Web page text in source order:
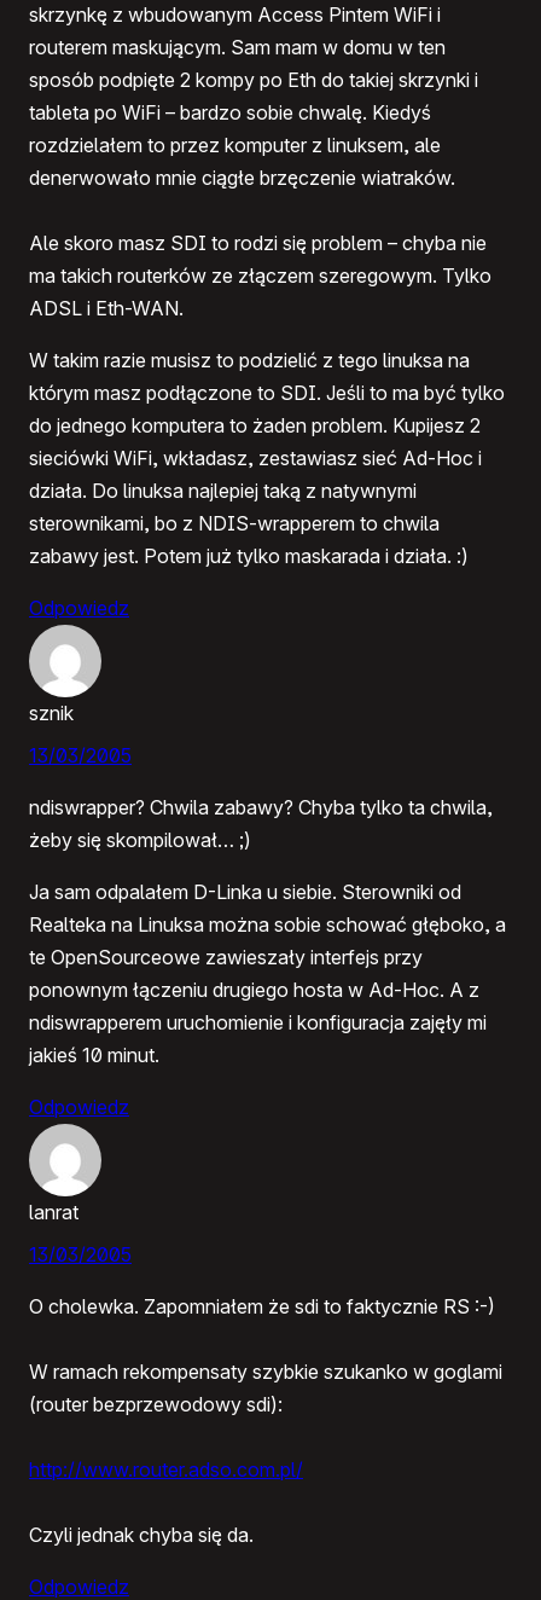
skrzynkę z wbudowanym Access Pintem WiFi i
routerem maskującym. Sam mam w domu w ten
sposób podpięte 2 kompy po Eth do takiej skrzynki i
tableta po WiFi – bardzo sobie chwalę. Kiedyś
rozdzielałem to przez komputer z linuksem, ale
denerwowało mnie ciągłe brzęczenie wiatraków.
Ale skoro masz SDI to rodzi się problem – chyba nie
ma takich routerków ze złączem szeregowym. Tylko
ADSL i Eth-WAN.
W takim razie musisz to podzielić z tego linuksa na
którym masz podłączone to SDI. Jeśli to ma być tylko
do jednego komputera to żaden problem. Kupijesz 2
sieciówki WiFi, wkładasz, zestawiasz sieć Ad-Hoc i
działa. Do linuksa najlepiej taką z natywnymi
sterownikami, bo z NDIS-wrapperem to chwila
zabawy jest. Potem już tylko maskarada i działa. :)
Odpowiedz
sznik
13/03/2005
ndiswrapper? Chwila zabawy? Chyba tylko ta chwila,
żeby się skompilował… ;)
Ja sam odpalałem D-Linka u siebie. Sterowniki od
Realteka na Linuksa można sobie schować głęboko, a
te OpenSourceowe zawieszały interfejs przy
ponownym łączeniu drugiego hosta w Ad-Hoc. A z
ndiswrapperem uruchomienie i konfiguracja zajęły mi
jakieś 10 minut.
Odpowiedz
lanrat
13/03/2005
O cholewka. Zapomniałem że sdi to faktycznie RS :-)
W ramach rekompensaty szybkie szukanko w goglami
(router bezprzewodowy sdi):
http://www.router.adso.com.pl/
Czyli jednak chyba się da.
Odpowiedz